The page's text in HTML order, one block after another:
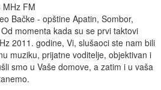
MHz FM
Bačke - opštine Apatin, Sombor,
momenta kada su se prvi taktovi
2011. godine, Vi, slušaoci ste nam bili
muziku, prijatne voditelje, objektivan i
smo u Vaše domove, a zatim i u vaša